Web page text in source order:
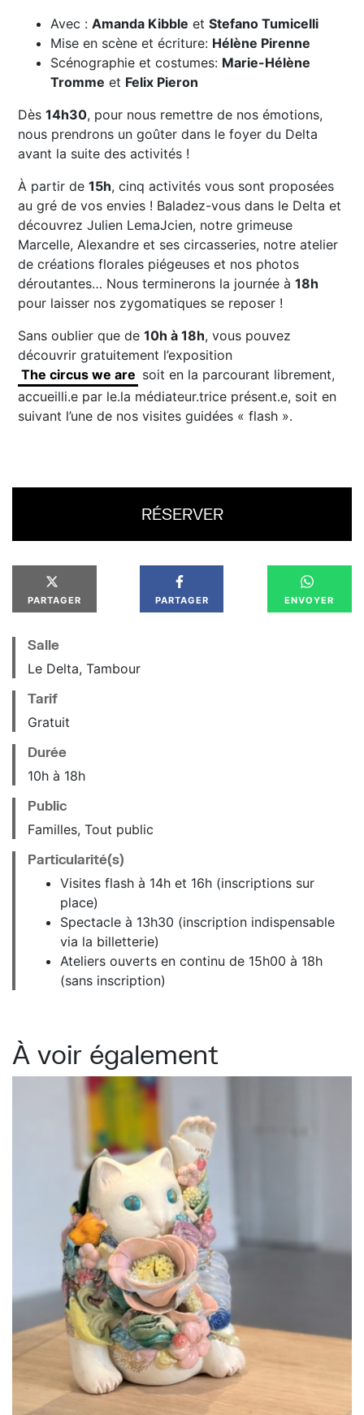
Avec :Amanda Kibble etStefano Tumicelli
Mise en scène et écriture: Hélène Pirenne
Scénographie et costumes: Marie-Hélène
Tromme et Felix Pieron
Dès14h30, pour nous remettre de nos émotions,
nous prendrons un goûter dans le foyer du Delta
avant la suite des activités !
À partir de15h, cinq activités vous sont proposées
au gré de vos envies ! Baladez-vous dans le Delta et
découvrez Julien LemaJcien, notre grimeuse
Marcelle, Alexandre et ses circasseries, notre atelier
de créations florales piégeuses et nos photos
déroutantes… Nous terminerons la journée à18h
pour laisser nos zygomatiques se reposer !
Sans oublier que de10h à 18h, vous pouvez
découvrir gratuitement l’exposition
The circus we are soit en la parcourant librement,
accueilli.e par le.la médiateur.trice présent.e, soit en
suivant l’une de nos visites guidées « flash ».
RÉSERVER
PARTAGER PARTAGER ENVOYER
Salle
Le Delta, Tambour
Tarif
Gratuit
Durée
10h à 18h
Public
Familles, Tout public
Particularité(s)
Visites flash à 14h et 16h (inscriptions sur
place)
Spectacle à 13h30 (inscription indispensable
via la billetterie)
Ateliers ouverts en continu de 15h00 à 18h
(sans inscription)
À voir également